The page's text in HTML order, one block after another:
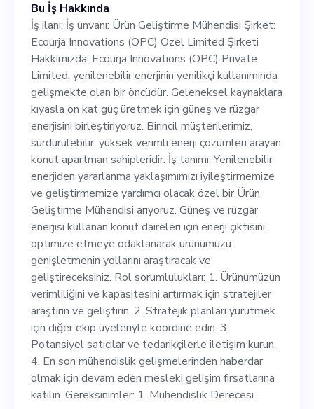
sürdürülebilir, yüksek verimli
enerji çözümleri arayan
konut apartman sahipleridir.
İş tanımı: Yenilenebilir
enerjiden yararlanma
yaklaşımımızı
iyileştirmemize ve
geliştirmemize yardımcı
olacak özel bir Ürün
Geliştirme Mühendisi
arıyoruz. Güneş ve rüzgar
enerjisi kullanan konut
daireleri için enerji çıktısını
optimize etmeye
odaklanarak ürünümüzü
genişletmenin yollarını
Bu İş Hakkında
İş ilanı: İş unvanı: Ürün Geliştirme Mühendisi Şirket:
Ecourja Innovations (OPC) Özel Limited Şirketi
Hakkımızda: Ecourja Innovations (OPC) Private
Limited, yenilenebilir enerjinin yenilikçi kullanımında
gelişmekte olan bir öncüdür. Geleneksel kaynaklara
kıyasla on kat güç üretmek için güneş ve rüzgar
enerjisini birleştiriyoruz. Birincil müşterilerimiz,
sürdürülebilir, yüksek verimli enerji çözümleri arayan
konut apartman sahipleridir. İş tanımı: Yenilenebilir
enerjiden yararlanma yaklaşımımızı iyileştirmemize
ve geliştirmemize yardımcı olacak özel bir Ürün
Geliştirme Mühendisi arıyoruz. Güneş ve rüzgar
enerjisi kullanan konut daireleri için enerji çıktısını
optimize etmeye odaklanarak ürünümüzü
genişletmenin yollarını araştıracak ve
geliştireceksiniz. Rol sorumlulukları: 1. Ürünümüzün
verimliliğini ve kapasitesini artırmak için stratejiler
araştırın ve geliştirin. 2. Stratejik planları yürütmek
için diğer ekip üyeleriyle koordine edin. 3.
Potansiyel satıcılar ve tedarikçilerle iletişim kurun.
4. En son mühendislik gelişmelerinden haberdar
olmak için devam eden mesleki gelişim fırsatlarına
katılın. Gereksinimler: 1. Mühendislik Derecesi